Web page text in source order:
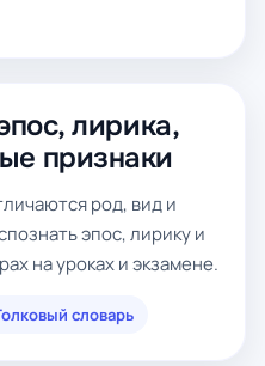
лирика,
признаки
род, вид и
эпос, лирику и
на уроках и экзамене.
словарь